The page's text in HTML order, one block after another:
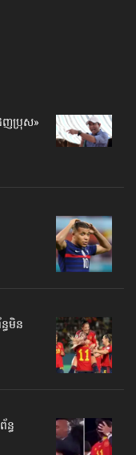
ញប្រុស»
ធ​មិន
ធ​